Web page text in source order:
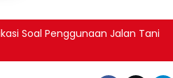
Soal Penggunaan Jalan Tani